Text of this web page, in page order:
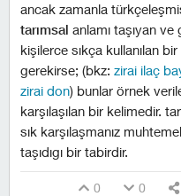
ancak zamanla
tarımsal anlamı taşıyan
kişilerce sıkça kullanılan
gerekirse; (bkz: zirai ilaç
zirai don) bunlar örnek
karşılaşılan bir kelimedir.
sık karşılaşmanız
taşıdıgı bir tabirdir.
0 0